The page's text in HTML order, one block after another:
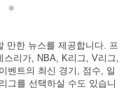
만한 뉴스를 제공합니다. 프
스리가, NBA, K리그, V리그,
벤트의 최신 경기, 점수, 일
그를 선택하실 수도 있습니